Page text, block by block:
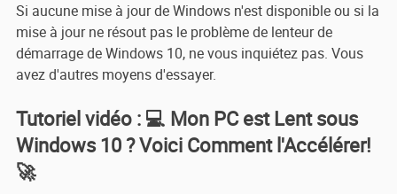
Si aucune mise à jour de Windows n'est disponible ou si la
mise à jour ne résout pas le problème de lenteur de
démarrage de Windows 10, ne vous inquiétez pas. Vous
avez d'autres moyens d'essayer.
Tutoriel vidéo : 💻 Mon PC est Lent sous
Windows 10 ? Voici Comment l'Accélérer!
🚀